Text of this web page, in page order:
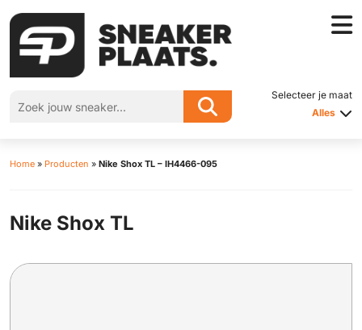
Selecteer je maat
Alles
Home » Producten » Nike Shox TL – IH4466-095
Nike Shox TL